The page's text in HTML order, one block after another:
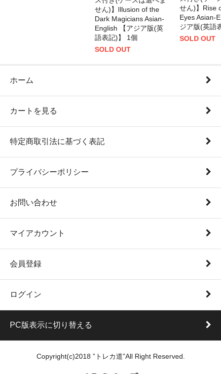
せん)】Illusion of the
Dark Magicians Asian-
English 【アジア版(英
語表記)】 1個
SOLD OUT
せん)】Rise
Eyes Asian-
ジア版(英語
SOLD OUT
ホーム
カートを見る
特定商取引法に基づく表記
プライバシーポリシー
お問い合わせ
マイアカウント
会員登録
ログイン
PC版表示に切り替える
Copyright(c)2018 ”トレカ道”All Right Reserved.